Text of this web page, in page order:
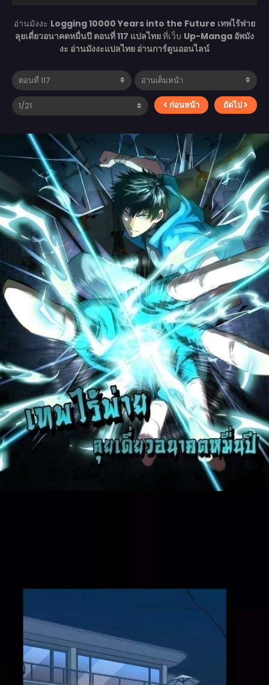
อ่านมังงะ Logging 10000 Years into the Future เทพไร้พ่าย
ลุยเดี่ยวอนาคตหมื่นปี ตอนที่ 117 แปลไทยที่เว็บ Up-Manga อัพมัง
งะ อ่านมังงะแปลไทย อ่านการ์ตูนออนไลน์
ก่อนหน้า ถัดไป